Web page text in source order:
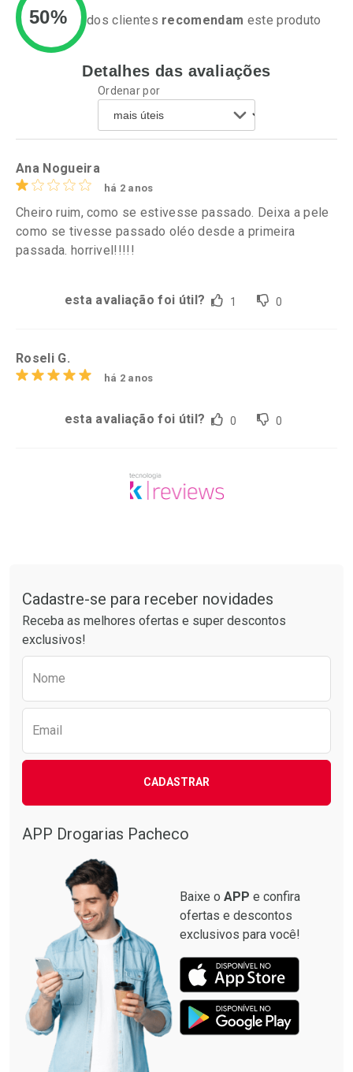
Ativar Desconto
Comprar sem Desconto
Por R$ 25,27/cada
Comprar sem Desconto
Ativar Desconto
Comprar sem Desconto
Por R$ 63,99/cada
50% dos clientes recomendam este produto
Detalhes das avaliações
Ordenar por
Ana Nogueira
há 2 anos
Cheiro ruim, como se estivesse passado. Deixa a pele
como se tivesse passado oléo desde a primeira
passada. horrivel!!!!!
esta avaliação foi útil? 1 0
Roseli G.
há 2 anos
esta avaliação foi útil? 0 0
Cadastre-se para receber novidades
Receba as melhores ofertas e super descontos
exclusivos!
Nome
Email
CADASTRAR
APP Drogarias Pacheco
Baixe o APP e confira
ofertas e descontos
exclusivos para você!